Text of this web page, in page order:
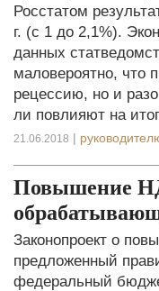
Росстатом
г. (с 1 до 2,1%).
данных
маловероятно, что
рецессию, но и
ли повлияют на
21.06.2018 |
Повышение
Законопроект о
предложенный
федеральный